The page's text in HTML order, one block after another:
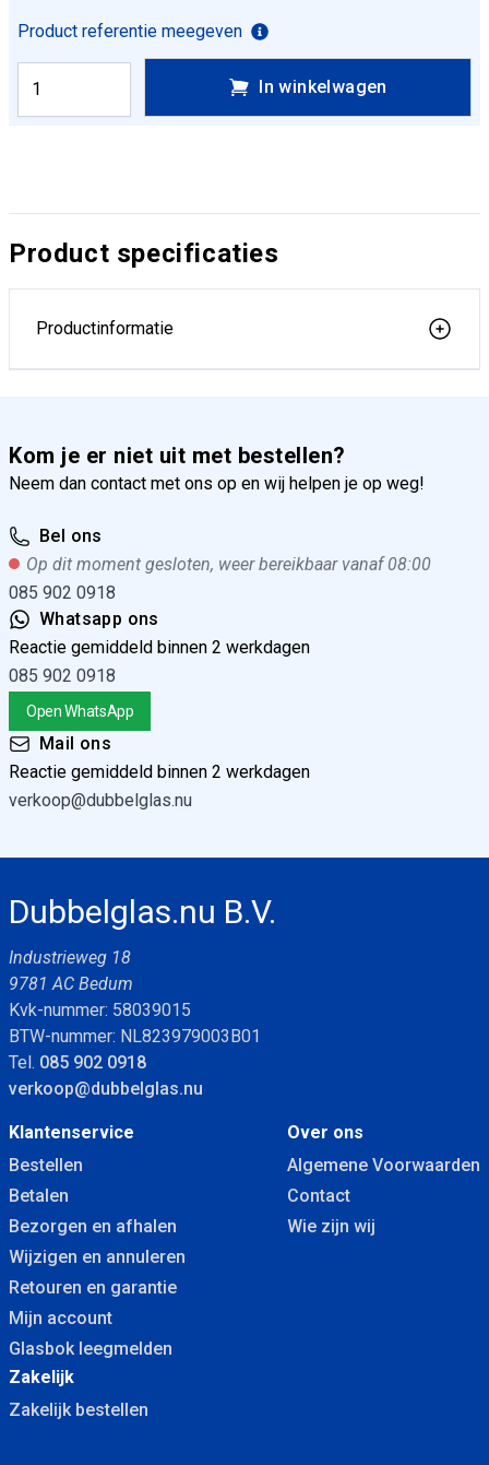
Product referentie meegeven
In winkelwagen
Product specificaties
Productinformatie
Kom je er niet uit met bestellen?
Neem dan contact met ons op en wij helpen je op weg!
Bel ons
Op dit moment gesloten, weer bereikbaar vanaf 08:00
085 902 0918
Whatsapp ons
Reactie gemiddeld binnen 2 werkdagen
085 902 0918
Open WhatsApp
Mail ons
Reactie gemiddeld binnen 2 werkdagen
verkoop@dubbelglas.nu
Dubbelglas.nu B.V.
Industrieweg 18
9781 AC Bedum
Kvk-nummer: 58039015
BTW-nummer: NL823979003B01
Tel. 085 902 0918
verkoop@dubbelglas.nu
Klantenservice
Bestellen
Betalen
Bezorgen en afhalen
Wijzigen en annuleren
Retouren en garantie
Mijn account
Glasbok leegmelden
Over ons
Algemene Voorwaarden
Contact
Wie zijn wij
Zakelijk
Zakelijk bestellen